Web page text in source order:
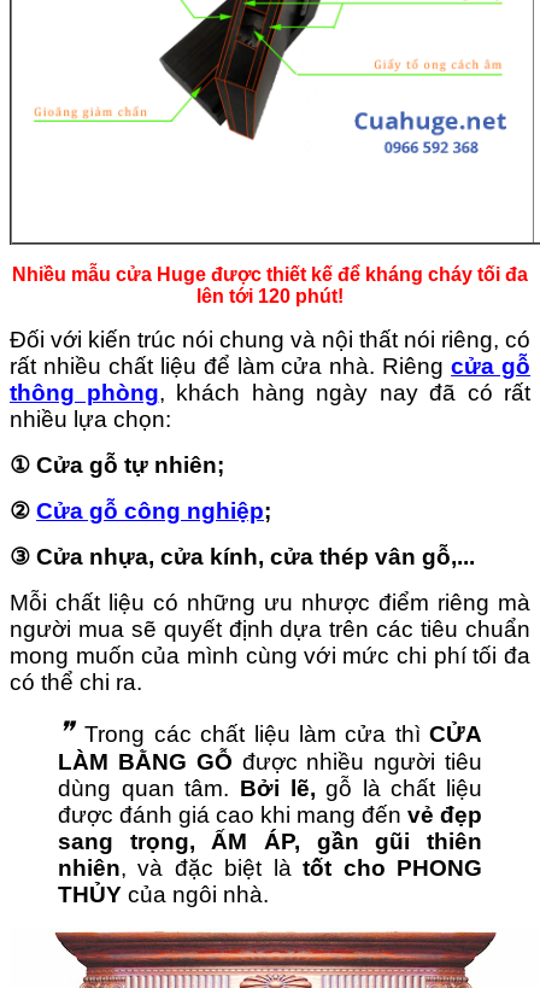
Nhiều mẫu cửa Huge được thiết kế để kháng cháy tối đa
lên tới 120 phút!
Đối với kiến trúc nói chung và nội thất nói riêng, có
rất nhiều chất liệu để làm cửa nhà. Riêngcửa gỗ
thông phòng, khách hàng ngày nay đã có rất
nhiều lựa chọn:
① Cửa gỗ tự nhiên;
② Cửa gỗ công nghiệp;
③ Cửa nhựa, cửa kính, cửa thép vân gỗ,...
Mỗi chất liệu có những ưu nhược điểm riêng mà
người mua sẽ quyết định dựa trên các tiêu chuẩn
mong muốn của mình cùng với mức chi phí tối đa
có thể chi ra.
❞Trong các chất liệu làm cửa thì CỬA
LÀM BẰNG GỖ được nhiều người tiêu
dùng quan tâm. Bởi lẽ, gỗ là chất liệu
được đánh giá cao khi mang đến vẻ đẹp
sang trọng, ẤM ÁP, gần gũi thiên
nhiên, và đặc biệt làtốt cho PHONG
THỦY của ngôi nhà.